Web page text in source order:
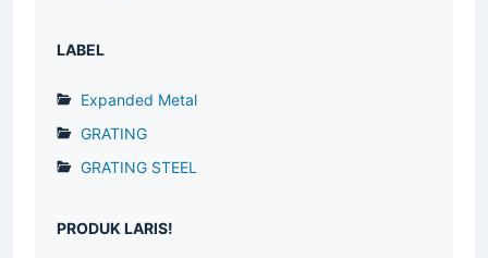
LABEL
Expanded Metal
GRATING
GRATING STEEL
PRODUK LARIS!